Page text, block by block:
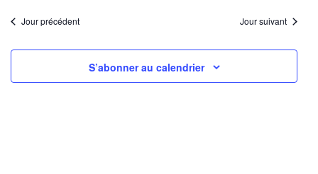
de
vues
uneJour précédent Jour suivant
S’abonner au calendrier